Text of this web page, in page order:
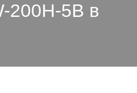
200H-5B в